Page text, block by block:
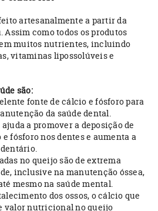
artesanalmente a partir da
como todos os produtos
muitos nutrientes, incluindo
vitaminas lipossolúveis e
são:
fonte de cálcio e fósforo para
da saúde dental.
a promover a deposição de
fósforo nos dentes e aumenta a
no queijo são de extrema
inclusive na manutenção óssea,
mesmo na saúde mental.
dos ossos, o cálcio que
valor nutricional no queijo